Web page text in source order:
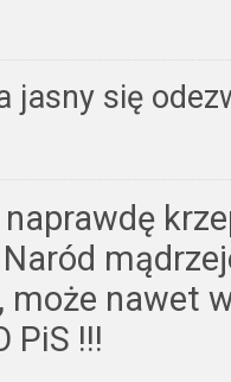
jasny się
może nawet
PiS !!!